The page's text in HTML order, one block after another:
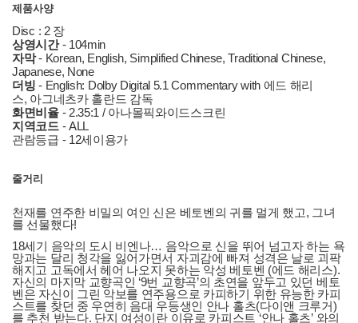
제품사양
Disc : 2 장
상영시간- 104min
자막- Korean, English, Simplified Chinese, Traditional Chinese,
Japanese, None
더빙 - English: Dolby Digital 5.1 Commentary with 에드 해리
스, 아그네츠카 홀란드 감독
화면비율- 2.35:1 / 아나몰픽와이드스크린
지역코드- ALL
관람등급 - 12세이용가
줄거리
천재를 연주한 비밀의 여인 신은 베토벤의 귀를 멀게 했고, 그녀
를 선물했다!
18세기 음악의 도시 비엔나… 음악으로 신을 뛰어 넘고자 하는 욕
망과는 달리 청각을 잃어가면서 자괴감에 빠져 성격은 날로 괴팍
해지고 고독에서 헤어 나오지 못하는 악성 베토벤 (에드 해리스).
자신의 마지막 교향곡인 ‘9번 교향곡’의 초연을 앞두고 있던 베토
벤은 자신이 그린 악보를 연주용으로 카피하기 위한 유능한 카피
스트를 찾던 중 우연히 음대 우등생인 안나 홀츠(다이앤 크루거)
를 추천 받는다. 단지 여성이란 이유로 카피스트 ‘안나 홀츠’ 와의